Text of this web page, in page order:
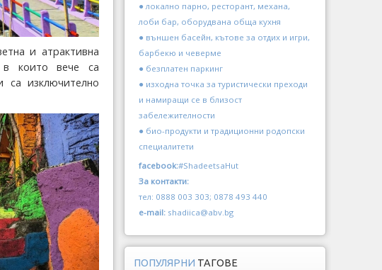
и атрактивна
в които вече са
са изключително
● локално парно, ресторант, механа,
лоби бар, оборудвана обща кухня
● външен басейн, кътове за отдих и игри,
барбекю и чеверме
● безплатен паркинг
● изходна точка за туристически преходи
и намиращи се в близост
забележителности
● био-продукти и традиционни родопски
специалитети
facebook:#ShadeetsaHut
За контакти:
тел: 0888 003 303; 0878 493 440
e-mail: shadiica@abv.bg
ПОПУЛЯРНИ ТАГОВЕ